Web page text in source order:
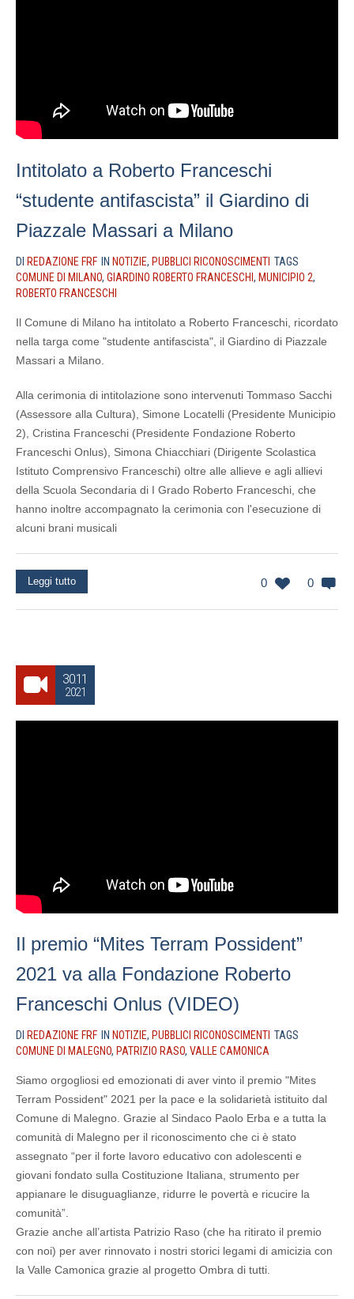
Intitolato a Roberto Franceschi
“studente antifascista” il Giardino di
Piazzale Massari a Milano
DI REDAZIONE FRF IN NOTIZIE, PUBBLICI RICONOSCIMENTI TAGS
COMUNE DI MILANO, GIARDINO ROBERTO FRANCESCHI , MUNICIPIO 2,
ROBERTO FRANCESCHI
Il Comune di Milano ha intitolato a Roberto Franceschi, ricordato
nella targa come "studente antifascista", il Giardino di Piazzale
Massari a Milano.
Alla cerimonia di intitolazione sono intervenuti Tommaso Sacchi
(Assessore alla Cultura), Simone Locatelli (Presidente Municipio
2), Cristina Franceschi (Presidente Fondazione Roberto
Franceschi Onlus), Simona Chiacchiari (Dirigente Scolastica
Istituto Comprensivo Franceschi) oltre alle allieve e agli allievi
della Scuola Secondaria di I Grado Roberto Franceschi, che
hanno inoltre accompagnato la cerimonia con l'esecuzione di
alcuni brani musicali
0 0
Leggi tutto
30.11
2021
Il premio “Mites Terram Possident”
2021 va alla Fondazione Roberto
Franceschi Onlus (VIDEO)
DI REDAZIONE FRF IN NOTIZIE, PUBBLICI RICONOSCIMENTI TAGS
COMUNE DI MALEGNO, PATRIZIO RASO, VALLE CAMONICA
Siamo orgogliosi ed emozionati di aver vinto il premio "Mites
Terram Possident" 2021 per la pace e la solidarietà istituito dal
Comune di Malegno. Grazie al Sindaco Paolo Erba e a tutta la
comunità di Malegno per il riconoscimento che ci è stato
assegnato “per il forte lavoro educativo con adolescenti e
giovani fondato sulla Costituzione Italiana, strumento per
appianare le disuguaglianze, ridurre le povertà e ricucire la
comunità”.
Grazie anche all’artista Patrizio Raso (che ha ritirato il premio
con noi) per aver rinnovato i nostri storici legami di amicizia con
la Valle Camonica grazie al progetto Ombra di tutti.